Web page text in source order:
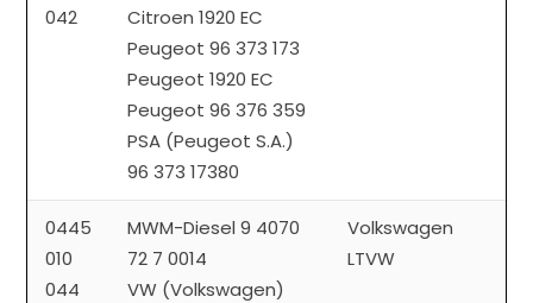
042
Citroen 1920 EC
Peugeot 96 373 173
Peugeot 1920 EC
Peugeot 96 376 359
PSA (Peugeot S.A.)
96 373 17380
0445
010
044
MWM-Diesel 9 4070
72 7 0014
VW (Volkswagen)
Volkswagen
LTVW